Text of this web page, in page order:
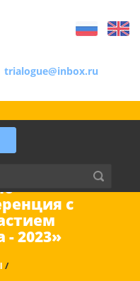
trialogue@inbox.ru
с
2023»
/